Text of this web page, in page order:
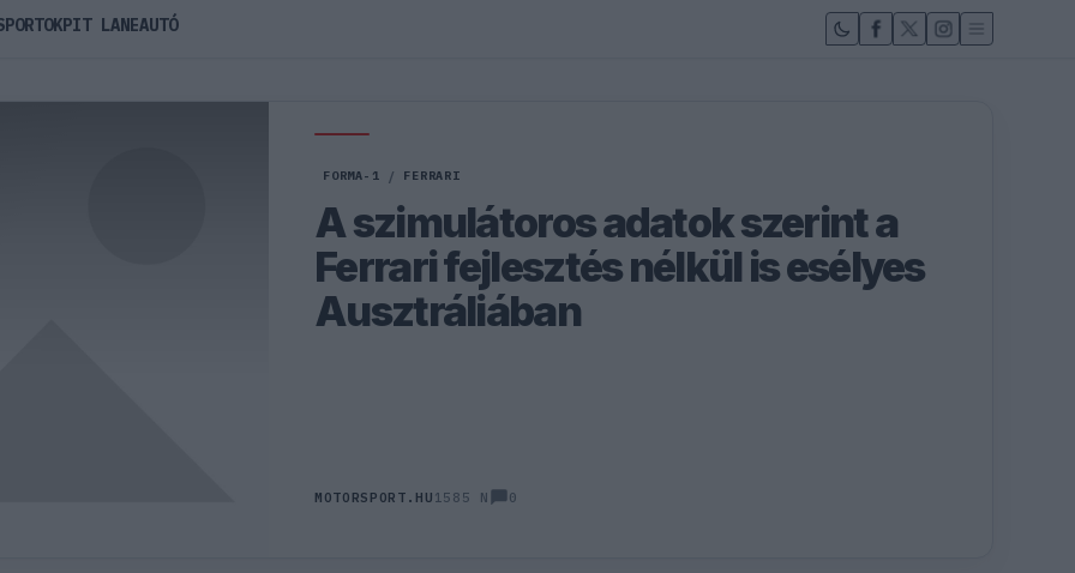
FORMA-1 / FERRARI
A szimulátoros adatok szerint a
Ferrari fejlesztés nélkül is esélyes
Ausztráliában
MOTORSPORT.HU 1585 N 0
PIT LANEAUTÓ